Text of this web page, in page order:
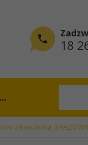
18
...
z kieszonką BRĄZOWA